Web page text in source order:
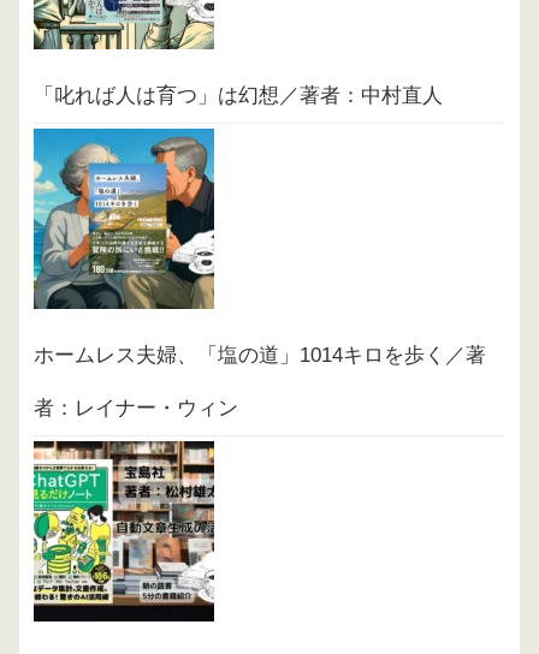
「叱れば人は育つ」は幻想／著者：中村直人
ホームレス夫婦、「塩の道」1014キロを歩く／著
者：レイナー・ウィン